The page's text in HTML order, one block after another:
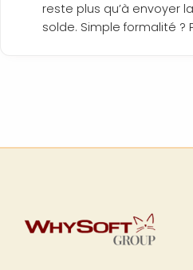
reste plus qu’à envoyer
solde. Simple formalité ?
vaut ne rien laisser au
erreur ou un oubli peut
retard de paiement, voire